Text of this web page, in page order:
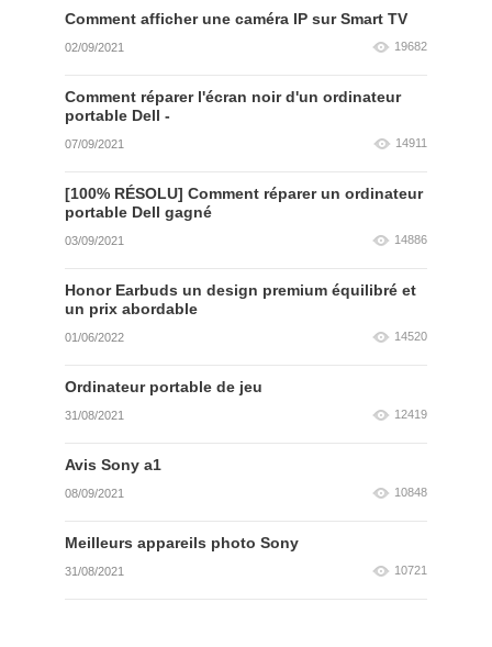
Comment afficher une caméra IP sur Smart TV
02/09/2021 19682
Comment réparer l'écran noir d'un ordinateur
portable Dell -
07/09/2021 14911
[100% RÉSOLU] Comment réparer un ordinateur
portable Dell gagné
03/09/2021 14886
Honor Earbuds un design premium équilibré et
un prix abordable
01/06/2022 14520
Ordinateur portable de jeu
31/08/2021 12419
Avis Sony a1
08/09/2021 10848
Meilleurs appareils photo Sony
31/08/2021 10721